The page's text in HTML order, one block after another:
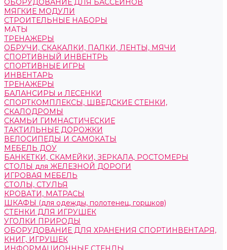
ОБОРУДОВАНИЕ ДЛЯ БАССЕЙНОВ
МЯГКИЕ МОДУЛИ
СТРОИТЕЛЬНЫЕ НАБОРЫ
МАТЫ
ТРЕНАЖЕРЫ
ОБРУЧИ, СКАКАЛКИ, ПАЛКИ, ЛЕНТЫ, МЯЧИ
СПОРТИВНЫЙ ИНВЕНТРЬ
СПОРТИВНЫЕ ИГРЫ
ИНВЕНТАРЬ
ТРЕНАЖЕРЫ
БАЛАНСИРЫ и ЛЕСЕНКИ
СПОРТКОМПЛЕКСЫ, ШВЕДСКИЕ СТЕНКИ,
СКАЛОДРОМЫ
СКАМЬИ ГИМНАСТИЧЕСКИЕ
ТАКТИЛЬНЫЕ ДОРОЖКИ
ВЕЛОСИПЕДЫ И САМОКАТЫ
МЕБЕЛЬ ДОУ
БАНКЕТКИ, СКАМЕЙКИ, ЗЕРКАЛА, РОСТОМЕРЫ
СТОЛЫ для ЖЕЛЕЗНОЙ ДОРОГИ
ИГРОВАЯ МЕБЕЛЬ
СТОЛЫ, СТУЛЬЯ
КРОВАТИ, МАТРАСЫ
ШКАФЫ (для одежды, полотенец, горшков)
СТЕНКИ ДЛЯ ИГРУШЕК
УГОЛКИ ПРИРОДЫ
ОБОРУДОВАНИЕ ДЛЯ ХРАНЕНИЯ СПОРТИНВЕНТАРЯ,
КНИГ, ИГРУШЕК